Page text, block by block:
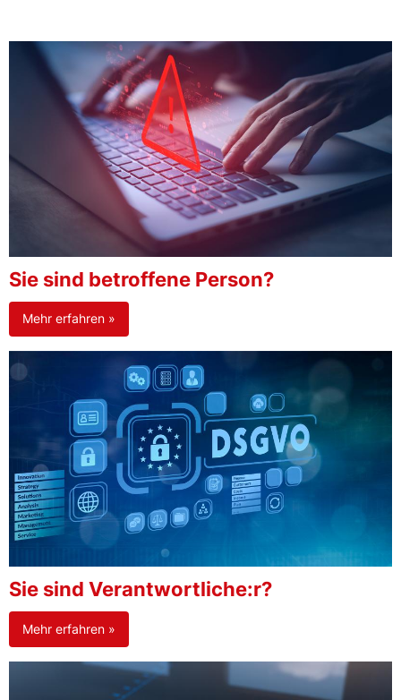
Sie sind betroffene Person?
Mehr erfahren »
Sie sind Verantwortliche:r?
Mehr erfahren »